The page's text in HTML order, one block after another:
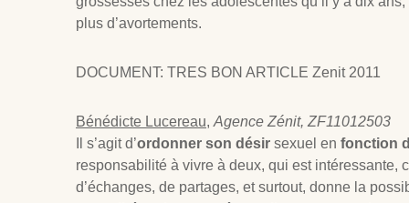
plus d’avortements.
DOCUMENT: TRES BON ARTICLE Zenit 2011
Bénédicte Lucereau,Agence Zénit, ZF11012503
Il s’agit d’ordonner son désir sexuel en fonction
responsabilité à vivre à deux, qui est intéressante,
d’échanges, de partages, et surtout, donne la